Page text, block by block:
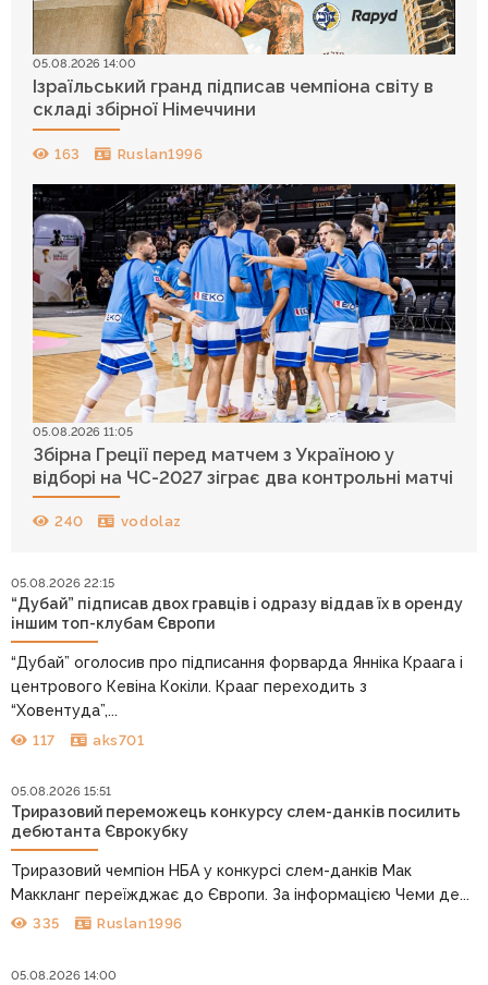
05.08.2026 14:00
Ізраїльський гранд підписав чемпіона світу в
складі збірної Німеччини
163 Ruslan1996
05.08.2026 11:05
Збірна Греції перед матчем з Україною у
відборі на ЧС-2027 зіграє два контрольні матчі
240 vodolaz
05.08.2026 22:15
“Дубай” підписав двох гравців і одразу віддав їх в оренду
іншим топ-клубам Європи
“Дубай” оголосив про підписання форварда Янніка Краага і
центрового Кевіна Кокіли. Крааг переходить з
“Ховентуда”,...
117 aks701
05.08.2026 15:51
Триразовий переможець конкурсу слем-данків посилить
дебютанта Єврокубку
Триразовий чемпіон НБА у конкурсі слем-данків Мак
Маккланг переїжджає до Європи. За інформацією Чеми де...
335 Ruslan1996
05.08.2026 14:00